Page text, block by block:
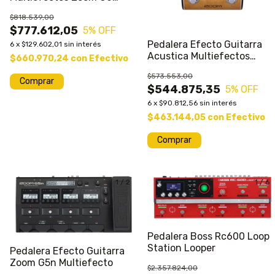
Interfa
$777.612,05
$818.539,00
5% OFF
6 x $129.602,01 sin interés
$660.970,24 con Efectivo
Pedalera Efecto Guitarra
Acustica Multiefectos
$544.875,35
$573.553,00
5% OFF
6 x $90.812,56 sin interés
$463.144,05 con Efectivo
Comprar
1 /2
Pedalera Efecto Guitarra
Zoom G5n Multiefecto
1/6
Pedalera Boss Rc600 Loop
Station Looper
$2.357.824,00